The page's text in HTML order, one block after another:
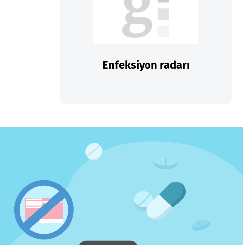
Enfeksiyon radarı